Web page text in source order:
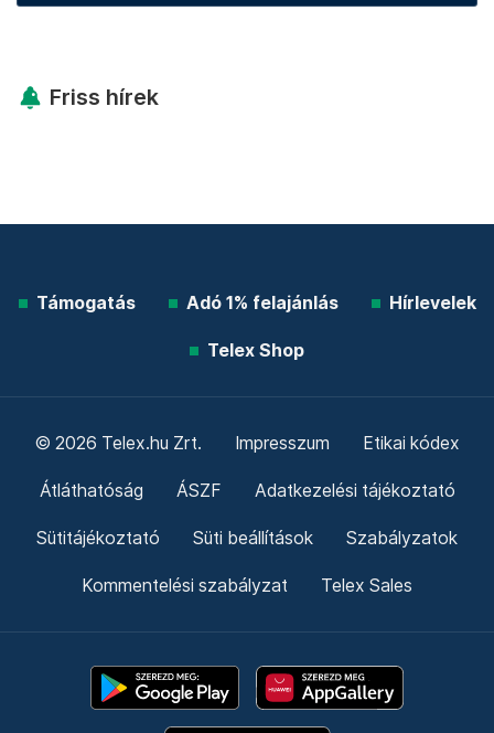
Friss hírek
Támogatás Adó 1% felajánlás Hírlevelek
Telex Shop
© 2026 Telex.hu Zrt. Impresszum Etikai kódex
Átláthatóság ÁSZF Adatkezelési tájékoztató
Sütitájékoztató Süti beállítások Szabályzatok
Kommentelési szabályzat Telex Sales